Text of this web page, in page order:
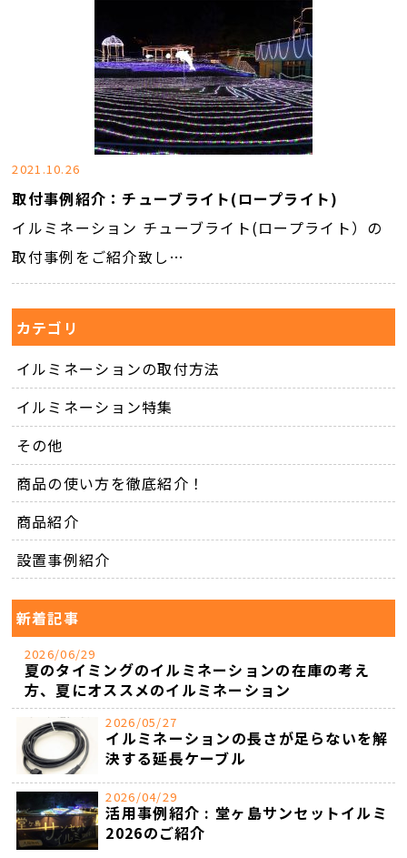
2021.10.26
取付事例紹介：チューブライト(ロープライト)
イルミネーション チューブライト(ロープライト）の
取付事例をご紹介致し…
カテゴリ
イルミネーションの取付方法
イルミネーション特集
その他
商品の使い方を徹底紹介！
商品紹介
設置事例紹介
新着記事
2026/06/29
夏のタイミングのイルミネーションの在庫の考え
方、夏にオススメのイルミネーション
2026/05/27
イルミネーションの長さが足らないを解
決する延長ケーブル
2026/04/29
活用事例紹介 : 堂ヶ島サンセットイルミ
2026のご紹介